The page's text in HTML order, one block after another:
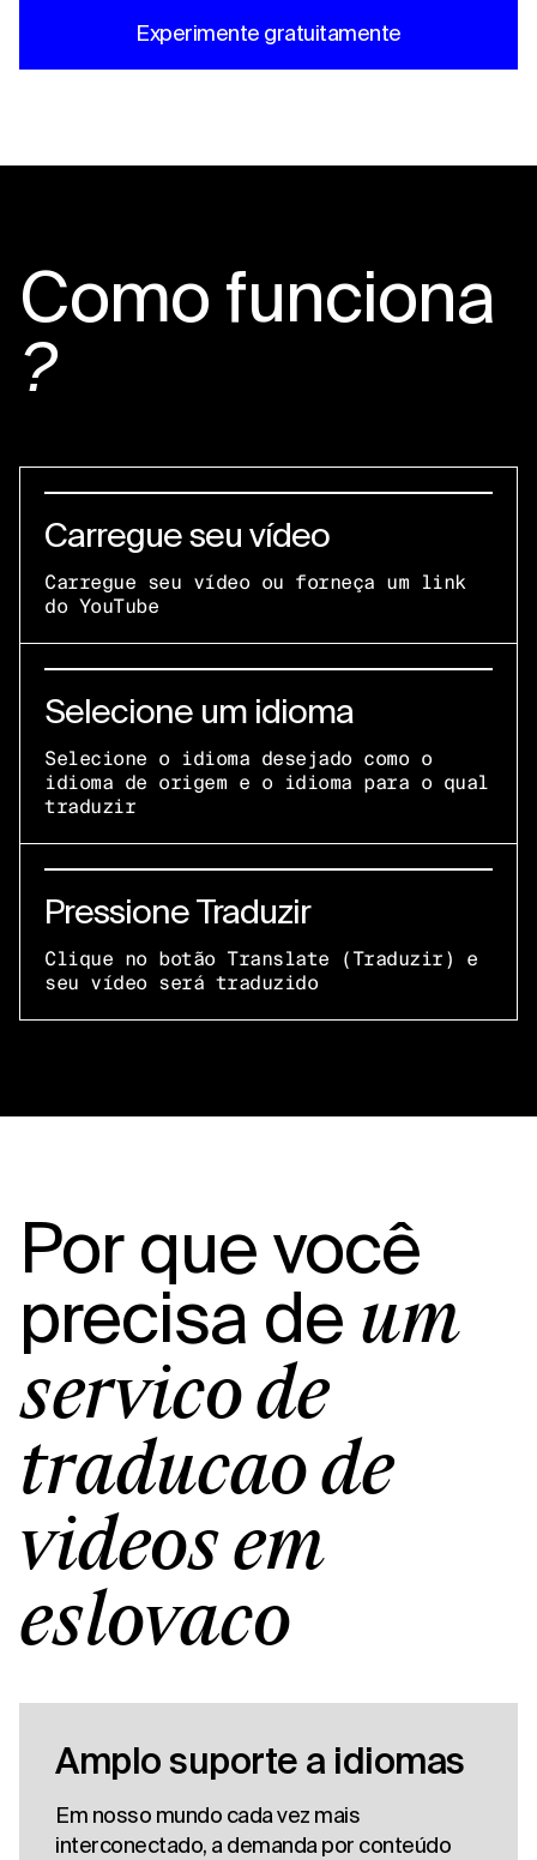
Experimente gratuitamente
Como funciona
?
Carregue seu vídeo
Carregue seu vídeo ou forneça um link
do YouTube
Selecione um idioma
Selecione o idioma desejado como o
idioma de origem e o idioma para o qual
traduzir
Pressione Traduzir
Clique no botão Translate (Traduzir) e
seu vídeo será traduzido
Por que você
precisa de um
serviço de
tradução de
vídeos em
eslovaco
Amplo suporte a idiomas
Em nosso mundo cada vez mais
interconectado, a demanda por conteúdo